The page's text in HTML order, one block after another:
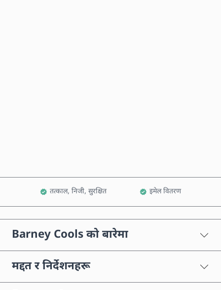
तत्काल, निजी, सुरक्षित इमेल वितरण
Barney Cools को बारेमा
मद्दत र निर्देशनहरू